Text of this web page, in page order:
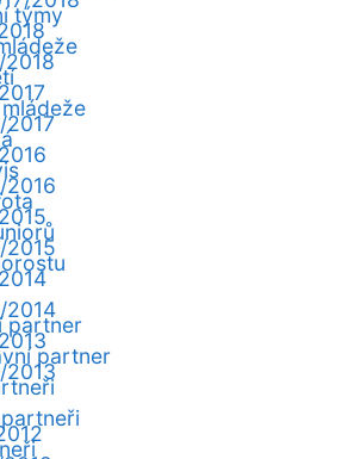
týmy
partner
partner
2018
2017
2016
2015
2014
2013